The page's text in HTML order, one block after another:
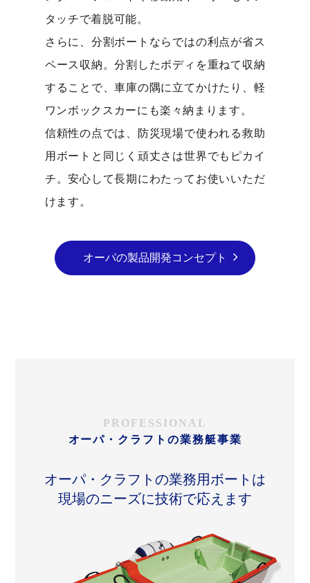
タッチで着脱可能。
さらに、分割ボートならではの利点が省ス
ペース収納。分割したボディを重ねて収納
することで、車庫の隅に立てかけたり、軽
ワンボックスカーにも楽々納まります。
信頼性の点では、防災現場で使われる救助
用ボートと同じく頑丈さは世界でもピカイ
チ。安心して長期にわたってお使いいただ
けます。
オーパの製品開発コンセプト
PROFESSIONAL
オーパ・クラフトの業務艇事業
オーパ・クラフトの業務用ボートは
現場のニーズに技術で応えます